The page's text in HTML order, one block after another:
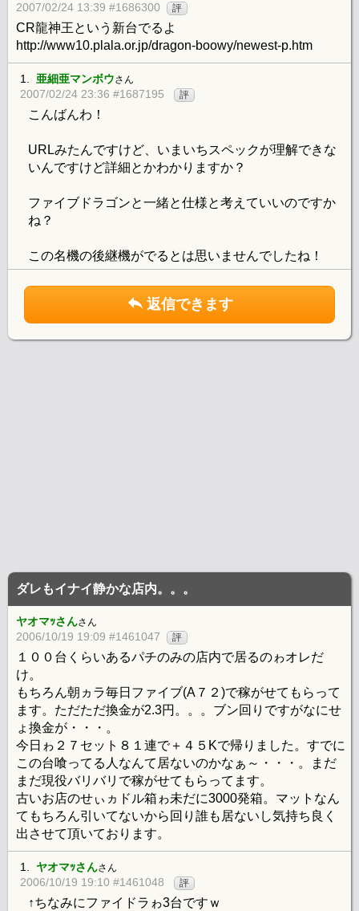
2007/02/24 13:39 #1686300 評
CR龍神王という新台でるよ
http://www10.plala.or.jp/dragon-boowy/newest-p.htm
1. 亜細亜マンボウさん
2007/02/24 23:36 #1687195 評
こんばんわ！
URLみたんですけど、いまいちスペックが理解できな
いんですけど詳細とかわかりますか？
ファイブドラゴンと一緒と仕様と考えていいのですか
ね？
この名機の後継機がでるとは思いませんでしたね！
返信できます
ダレもイナイ静かな店内。。。
ヤオマｯさんさん
2006/10/19 19:09 #1461047 評
１００台くらいあるパチのみの店内で居るのゎオレだ
け。
もちろん朝ヵラ毎日ファイブ(A７２)で稼がせてもらって
ます。ただただ換金が2.3円。。。ブン回りですがなにせ
ょ換金が・・・。
今日ゎ２７セット８１連で＋４５Kで帰りました。すでに
この台喰ってる人なんて居ないのかなぁ～・・・。まだ
まだ現役バリバリで稼がせてもらってます。
古いお店のせぃヵドル箱ゎ未だに3000発箱。マットなん
てもちろん引いてないから回り誰も居ないし気持ち良く
出させて頂いております。
1. ヤオマｯさんさん
2006/10/19 19:10 #1461048 評
↑ちなみにファイドラゎ3台ですｗ